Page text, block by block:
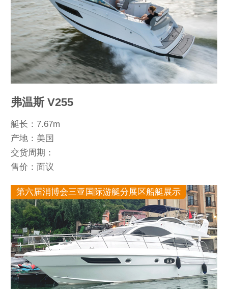
弗温斯 V255
艇长：7.67m
产地：美国
交货周期：
售价：面议
第六届消博会三亚国际游艇分展区船艇展示